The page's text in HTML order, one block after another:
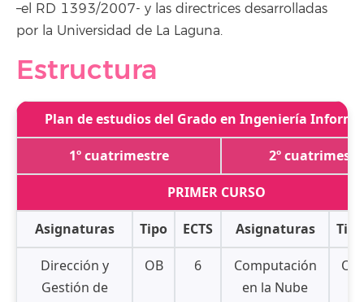
–el RD 1393/2007- y las directrices desarrolladas
por la Universidad de La Laguna.
Estructura
Plan de estudios del Grado en Ingeniería
1º cuatrimestre 2º
PRIMER CURSO
Asignaturas Tipo ECTS Asignaturas Tipo
Dirección y
Gestión de
OB 6
Computación
en la Nube
OB